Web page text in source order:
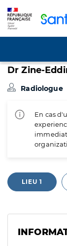
Dr Zine-
Radiologue
En cas
LIEU 1